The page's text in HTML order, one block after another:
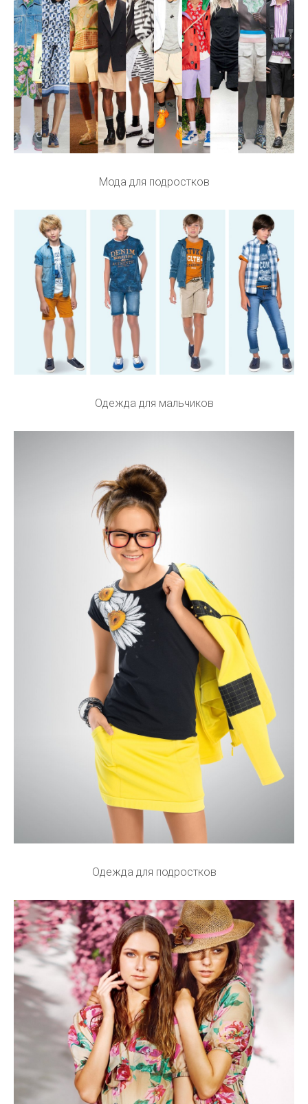
Мода для подростков
Одежда для мальчиков
Одежда для подростков